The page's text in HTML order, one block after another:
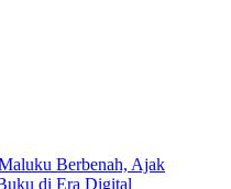
Berbenah, Ajak
di Era Digital